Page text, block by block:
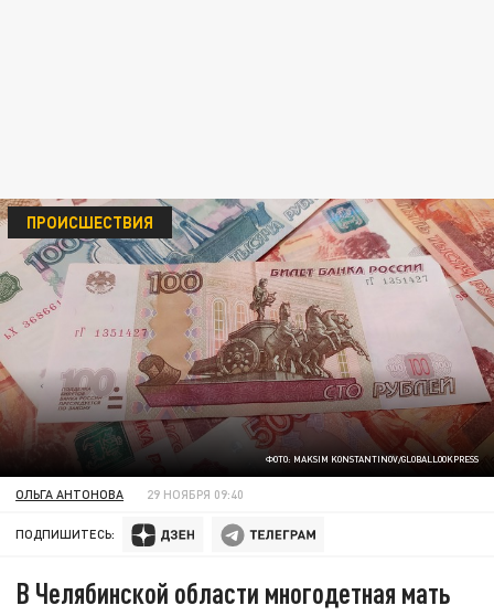
ФОТО: MAKSIM KONSTANTINOV/GLOBALLOOKPRESS
ПРОИСШЕСТВИЯ
ОЛЬГА АНТОНОВА 29 НОЯБРЯ 09:40
ПОДПИШИТЕСЬ:
В Челябинской области многодетная мать